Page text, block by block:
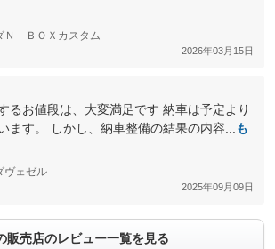
－ＢＯＸカスタム
2026年03月15日
るお値段は、大変満足です 納車は予定より
ます。 しかし、納車整備の結果の内容...
も
ヴェゼル
2025年09月09日
販売店のレビュー一覧を見る